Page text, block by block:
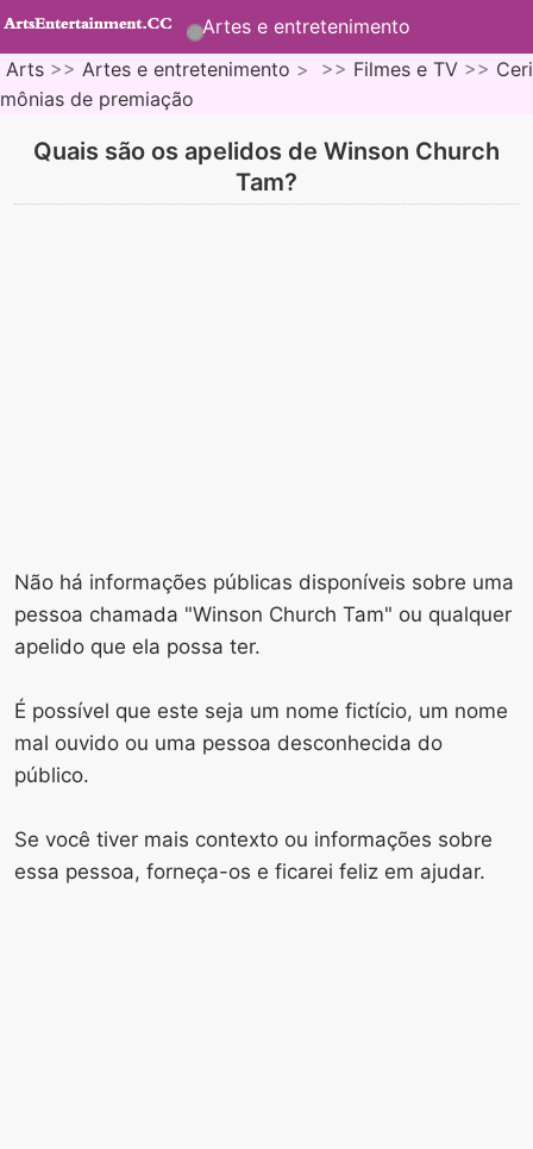
Artes e entretenimento
Arts >> Artes e entretenimento > >> Filmes e TV >> Ceri
mônias de premiação
Quais são os apelidos de Winson Church
Tam?
Não há informações públicas disponíveis sobre uma
pessoa chamada "Winson Church Tam" ou qualquer
apelido que ela possa ter.
É possível que este seja um nome fictício, um nome
mal ouvido ou uma pessoa desconhecida do
público.
Se você tiver mais contexto ou informações sobre
essa pessoa, forneça-os e ficarei feliz em ajudar.